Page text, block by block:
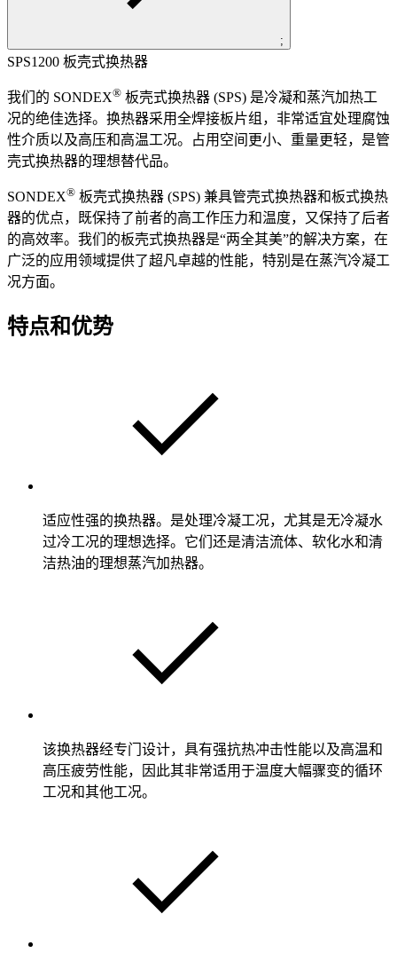
;
SPS1200 板壳式换热器
我们的 SONDEX® 板壳式换热器 (SPS) 是冷凝和蒸汽加热工
况的绝佳选择。换热器采用全焊接板片组，非常适宜处理腐蚀
性介质以及高压和高温工况。占用空间更小、重量更轻，是管
壳式换热器的理想替代品。
SONDEX® 板壳式换热器 (SPS) 兼具管壳式换热器和板式换热
器的优点，既保持了前者的高工作压力和温度，又保持了后者
的高效率。我们的板壳式换热器是“两全其美”的解决方案，在
广泛的应用领域提供了超凡卓越的性能，特别是在蒸汽冷凝工
况方面。
特点和优势
适应性强的换热器。是处理冷凝工况，尤其是无冷凝水
过冷工况的理想选择。它们还是清洁流体、软化水和清
洁热油的理想蒸汽加热器。
该换热器经专门设计，具有强抗热冲击性能以及高温和
高压疲劳性能，因此其非常适用于温度大幅骤变的循环
工况和其他工况。